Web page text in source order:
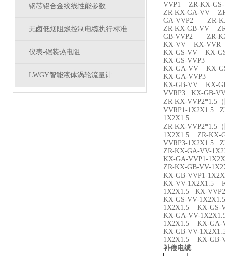
钢芯铝合金绞线性能参数
无卤低烟阻燃控制电缆执行标准
仪表-铠装热电阻
LWGY智能液体涡轮流量计
VVP1 ZR-KX-
ZR-KX-GA-VV
GA-VVP2 ZR-
ZR-KX-GB-VV
GB-VVP2 ZR-
KX-VV KX-VVR
KX-GS-VV KX-
KX-GS-VVP3
KX-GA-VV KX-
KX-GA-VVP3
KX-GB-VV KX-
VVRP3 KX-GB-
ZR-KX-VVP2*1.5
VVRP1-1X2X1.5
1X2X1.5
ZR-KX-VVP2*1.5
1X2X1.5 ZR-KX-
VVRP3-1X2X1.5
ZR-KX-GA-VV-
KX-GA-VVP1-
ZR-KX-GB-VV-
KX-GB-VVP1-
KX-VV-1X2X1.5
1X2X1.5 KX-
KX-GS-VV-
1X2X1.5 KX-GS-
KX-GA-VV-
1X2X1.5 KX-GA-
KX-GB-VV-
1X2X1.5 KX-GB-
补偿电缆